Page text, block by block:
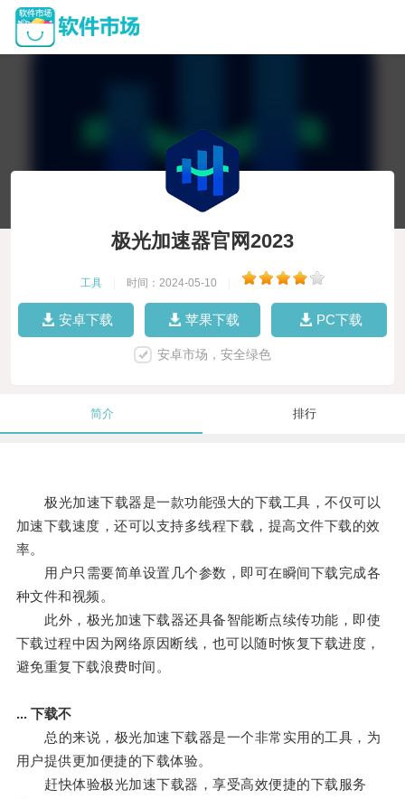
极光加速器官网2023
工具 时间：2024-05-10
安卓下载 苹果下载 PC下载
安卓市场，安全绿色
简介 排行
极光加速下载器是一款功能强大的下载工具，不仅可以
加速下载速度，还可以支持多线程下载，提高文件下载的效
率。
用户只需要简单设置几个参数，即可在瞬间下载完成各
种文件和视频。
此外，极光加速下载器还具备智能断点续传功能，即使
下载过程中因为网络原因断线，也可以随时恢复下载进度，
避免重复下载浪费时间。
... 下载不
总的来说，极光加速下载器是一个非常实用的工具，为
用户提供更加便捷的下载体验。
赶快体验极光加速下载器，享受高效便捷的下载服务